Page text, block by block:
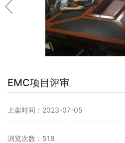
EMC项目评审
上架时间：2023-07-05
浏览次数：518